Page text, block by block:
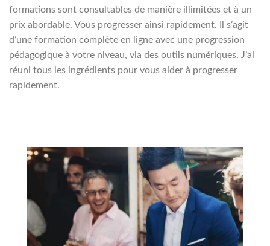
formations sont consultables de manière illimitées et à un
prix abordable. Vous progresser ainsi rapidement. Il s’agit
d’une formation complète en ligne avec une progression
pédagogique à votre niveau, via des outils numériques. J’ai
réuni tous les ingrédients pour vous aider à progresser
rapidement.